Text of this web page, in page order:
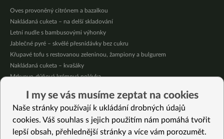
Oves provoněný citrónem a bazalkou
Nakládaná cuketa – na delší skladování
Letní nudle s bambusovými výhonky
Jablečné pyré – skvělé přesnídávky bez cukru
Křupavé tofu s restovanou zeleninou, žampiony a bulgurem
Nakládaná cuketa – kvašáky
Mrkvovo-dýňová krémová polévka
Osvěžující čaj s citronovými bylinkami
Nepečený jablečný dort s rybízem
Vybrané recepty
I my se vás musíme zeptat na cookies
Naše stránky používají k ukládání drobných údajů
cookies. Váš souhlas s jejich použitím nám pomáhá tvořit
lepší obsah, přehlednější stránky a více vám porozumět.